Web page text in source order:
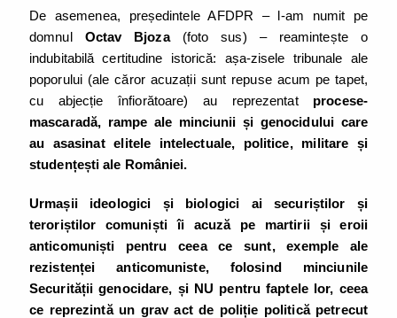
De asemenea, președintele AFDPR – l-am numit pe
domnul Octav Bjoza(foto sus) – reamintește o
indubitabilă certitudine istorică: așa-zisele tribunale ale
poporului (ale căror acuzații sunt repuse acum pe tapet,
cu abjecție înfiorătoare) au reprezentat procese-
mascaradă, rampe ale minciunii și genocidului care
au asasinat elitele intelectuale, politice, militare și
studențești ale României.
Urmașii ideologici și biologici ai securiștilor și
teroriștilor comuniști îi acuză pe martirii și eroii
anticomuniști pentru ceea ce sunt, exemple ale
rezistenței anticomuniste, folosind minciunile
Securității genocidare, și NU pentru faptele lor, ceea
ce reprezintă un grav act de poliție politică petrecut